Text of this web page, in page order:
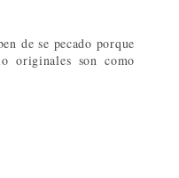
de se pecado porque
originales son como